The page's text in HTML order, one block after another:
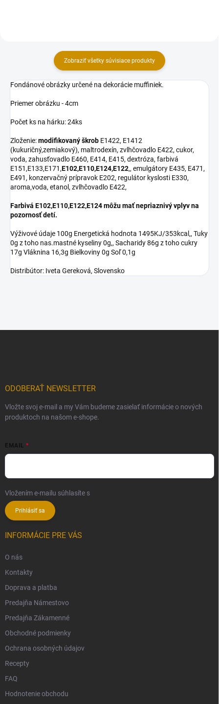
Zobraziť všetky súvisiace produkty
Fondánové obrázky určené na dekorácie muffiniek.
Priemer obrázku - 4cm
Počet ks na hárku: 24ks
Zloženie:modifikovaný škrob E1422, E1412
(kukuričný,zemiakový), maltrodexín, zvlhčovadlo E422, cukor,
voda, zahusťovadlo E460, E414, E415, dextróza, farbivá
E151,E133,E171,E102,E110,E124,E122,, emulgátory E435, E471,
E491, konzervačný prípravok E202, regulátor kyslosti E330,
aroma,voda, etanol, zvlhčovadlo E422,
Farbivá E102,E110,E122,E124 môžu mať nepriaznivý vplyv na
pozornosť detí.
Výživové údaje 100g Energetická hodnota 1495KJ/353kcal,, Tuky
0g z toho nas.mastné kyseliny 0g,, Sacharidy 86g z toho cukry
17g Vláknina 16,3g Bielkoviny 0g Soľ 0,1g
Distribútor: Iveta Gereková, Slovensko
ODOBERAŤ NEWSLETTER
Vložte svoj e-mail a my Vám budeme zasielať informácie o nových
produktoch na našom e-shope.
EMAIL
Vložením e-mailu súhlasíte s
Prihlásiť sa
INFORMÁCIE PRE VÁS
O nás
Kontakty
Doprava a platba
Predajňa Námestovo
Predajňa Zákamenné
Obchodné podmienky
Ochrana osobných údajov
Recepty
FAQ
Hodnotenie obchodu